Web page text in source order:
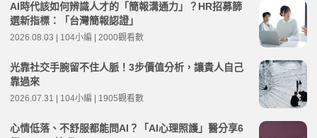
AI時代該如何辨識人才的「簡報溝通力」？HR招募篩
選新指標：「台灣簡報認證」
2026.08.03 | 104小編 | 2000觀看數
光靠社交手腕留不住人脈！3步價值分析，讓貴人自己
靠過來
2026.07.31 | 104小編 | 1905觀看數
心情低落、不舒服都能問AI？「AI心理照護」醫分享6